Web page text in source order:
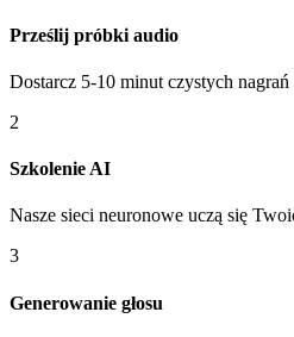
Prześlij próbki audio
Dostarcz 5-10 minut czystych nagrań
2
Szkolenie AI
Nasze sieci neuronowe uczą się
3
Generowanie głosu